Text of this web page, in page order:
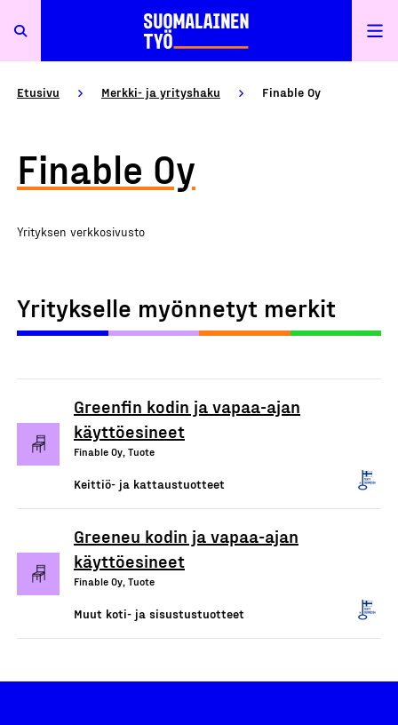
Etusivu Merkki- ja yrityshaku Finable Oy
Finable Oy
Yrityksen verkkosivusto
Yritykselle myönnetyt merkit
Greenfin kodin ja vapaa-ajan
käyttöesineet
Finable Oy, Tuote
Keittiö- ja kattaustuotteet
Greeneu kodin ja vapaa-ajan
käyttöesineet
Finable Oy, Tuote
Muut koti- ja sisustustuotteet